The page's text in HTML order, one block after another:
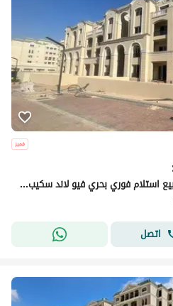
دوبلكس265م+روف80م 3غرف للبيع استلام فوري بحري فيو لاند سكيب لافينير مدينة المستقبفل بجانب مدينتي Lavenir Almostakbal City
اتصل